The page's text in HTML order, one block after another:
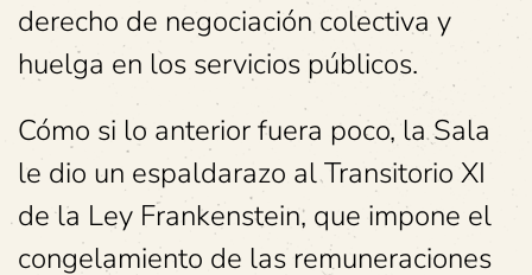
derecho de negociación colectiva y
huelga en los servicios públicos.
Cómo si lo anterior fuera poco, la Sala
le dio un espaldarazo al Transitorio XI
de la Ley Frankenstein, que impone el
congelamiento de las remuneraciones